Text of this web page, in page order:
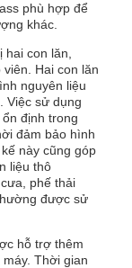
phù hợp để
khác.
con lăn,
Hai con lăn
nguyên liệu
Việc sử dụng
định trong
đảm bảo hình
này cũng góp
liệu thô
phế thải
được sử
hỗ trợ thêm
Thời gian